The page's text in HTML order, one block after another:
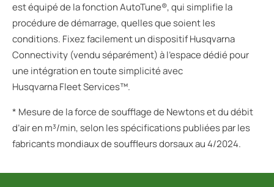
est équipé de la fonction AutoTune®, qui simplifie la
procédure de démarrage, quelles que soient les
conditions. Fixez facilement un dispositif Husqvarna
Connectivity (vendu séparément) à l’espace dédié pour
une intégration en toute simplicité avec
Husqvarna Fleet Services™.
* Mesure de la force de soufflage de Newtons et du débit
d’air en m³/min, selon les spécifications publiées par les
fabricants mondiaux de souffleurs dorsaux au 4/2024.